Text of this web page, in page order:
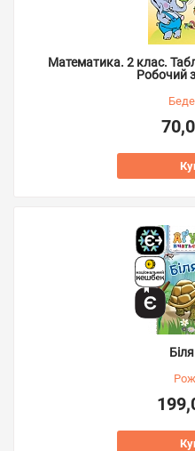
Математика. 2 клас.
Робочий